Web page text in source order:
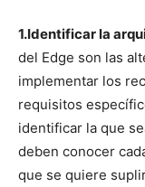
1.Identificar la
del Edge son las
implementar los
requisitos
identificar la que
deben conocer
que se quiere